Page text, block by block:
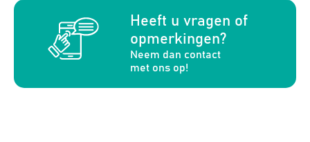
Heeft u vragen of
opmerkingen?
Neem dan contact
met ons op!
a